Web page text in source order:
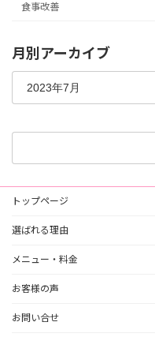
食事改善
月別アーカイブ
トップページ
選ばれる理由
メニュー・料金
お客様の声
お問い合せ